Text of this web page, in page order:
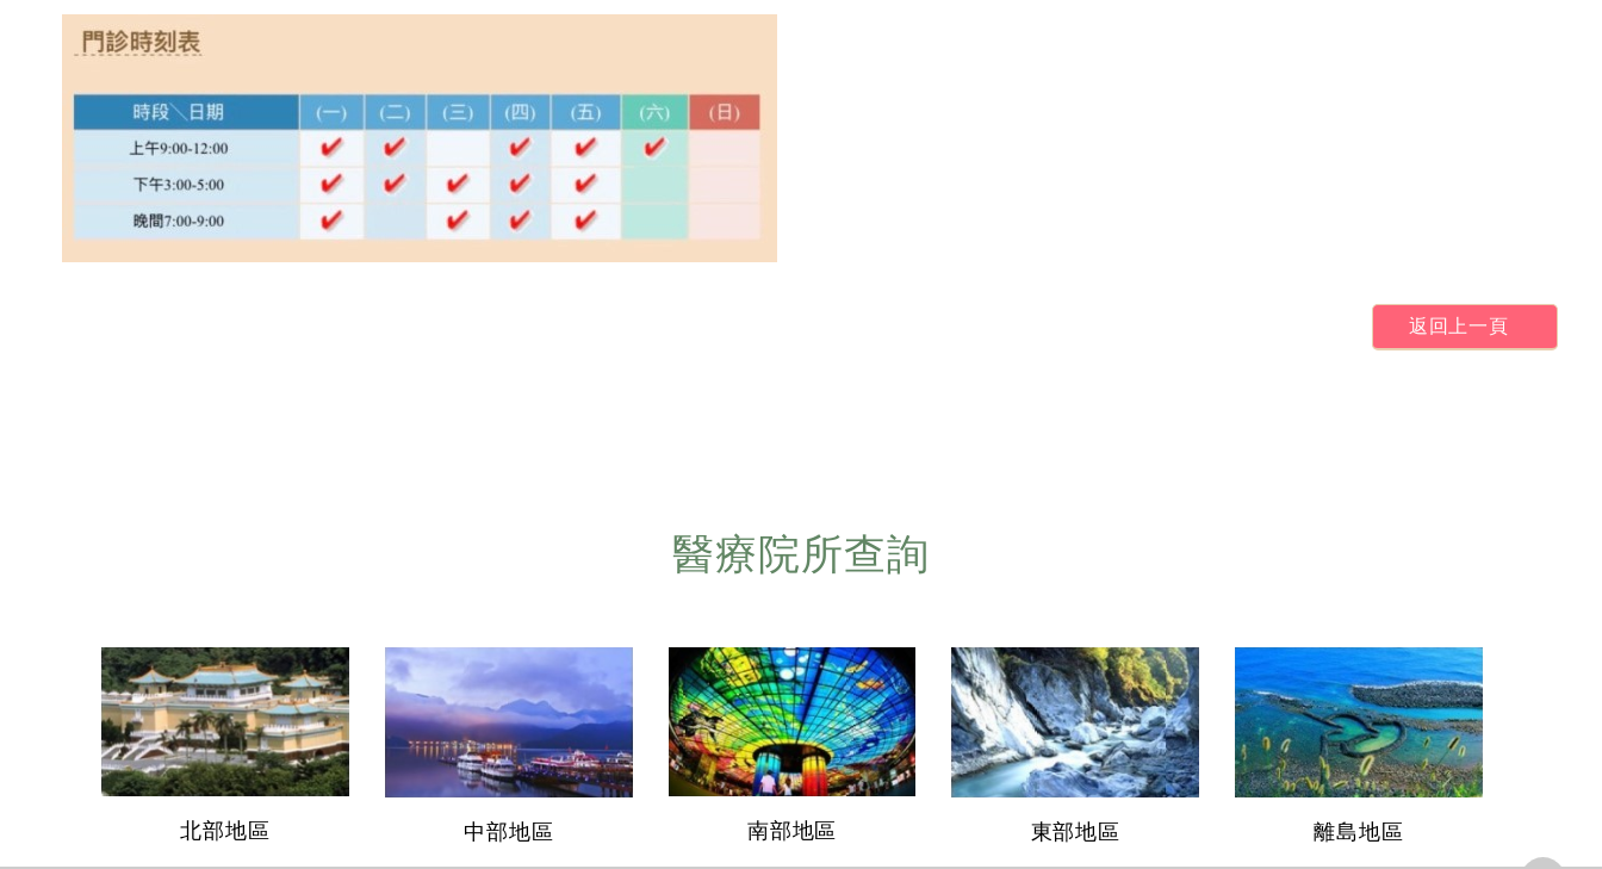
返回上一頁
醫療院所查詢
北部地區 中部地區 南部地區 東部地區 離島地區